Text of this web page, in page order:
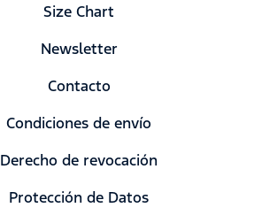
Size Chart
Newsletter
Contacto
Condiciones de envío
Derecho de revocación
Protección de Datos